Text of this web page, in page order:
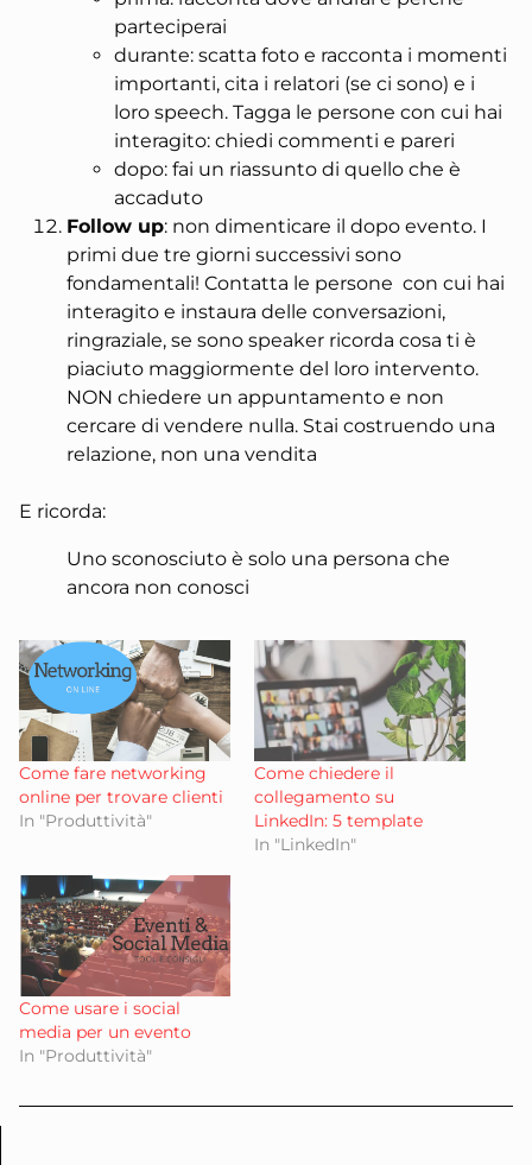
parteciperai
durante: scatta foto e racconta i momenti
importanti, cita i relatori (se ci sono) e i
loro speech. Tagga le persone con cui hai
interagito: chiedi commenti e pareri
dopo: fai un riassunto di quello che è
accaduto
Follow up: non dimenticare il dopo evento. I
primi due tre giorni successivi sono
fondamentali! Contatta le persone con cui hai
interagito e instaura delle conversazioni,
ringraziale, se sono speaker ricorda cosa ti è
piaciuto maggiormente del loro intervento.
NON chiedere un appuntamento e non
cercare di vendere nulla. Stai costruendo una
relazione, non una vendita
E ricorda:
Uno sconosciuto è solo una persona che
ancora non conosci
Come fare networking
online per trovare clienti
In "Produttività"
Come chiedere il
collegamento su
LinkedIn: 5 template
In "LinkedIn"
Come usare i social
media per un evento
In "Produttività"